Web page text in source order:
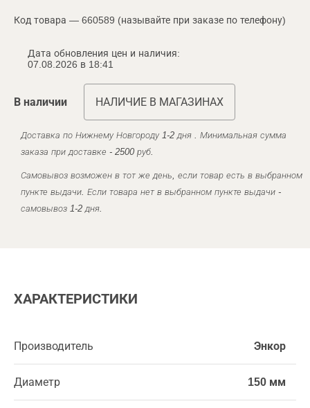
Код товара — 660589 (называйте при заказе по телефону)
Дата обновления цен и наличия:
07.08.2026 в 18:41
В наличии НАЛИЧИЕ В МАГАЗИНАХ
Доставка по Нижнему Новгороду 1-2 дня . Минимальная сумма
заказа при доставке - 2500 руб.
Самовывоз возможен в тот же день, если товар есть в выбранном
пункте выдачи. Если товара нет в выбранном пункте выдачи -
самовывоз 1-2 дня.
ХАРАКТЕРИСТИКИ
Производитель Энкор
Диаметр 150 мм